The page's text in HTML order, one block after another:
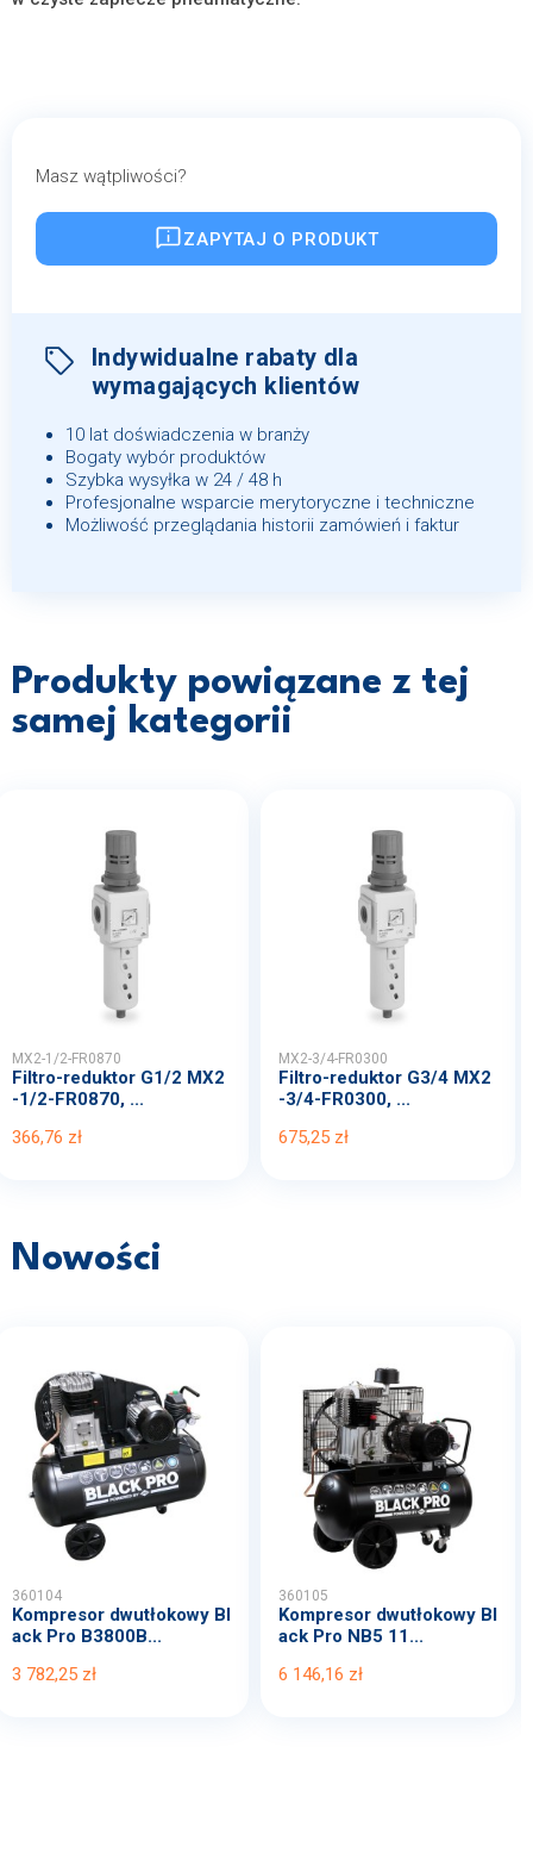
Masz wątpliwości?
ZAPYTAJ O PRODUKT
Indywidualne rabaty dla
wymagających klientów
10 lat doświadczenia w branży
Bogaty wybór produktów
Szybka wysyłka w 24 / 48 h
Profesjonalne wsparcie merytoryczne i techniczne
Możliwość przeglądania historii zamówień i faktur
Produkty powiązane z tej
samej kategorii
MX2-1/2-FR0870
Filtro-reduktor G1/2 MX2
-1/2-FR0870, ...
366,76 zł
MX2-3/4-FR0300
Filtro-reduktor G3/4 MX2
-3/4-FR0300, ...
675,25 zł
Nowości
360104
Kompresor dwutłokowy Bl
ack Pro B3800B...
3 782,25 zł
360105
Kompresor dwutłokowy Bl
ack Pro NB5 11...
6 146,16 zł